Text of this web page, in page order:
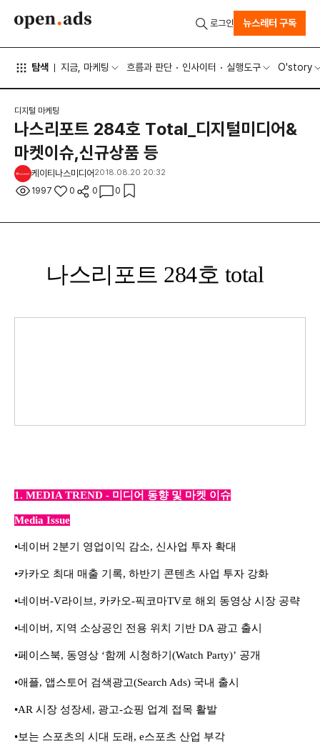
탐색 지금, 마케팅 흐름과 판단 인사이터 실행도구 O'story
로그인 뉴스레터 구독
디지털 마케팅
나스리포트 284호 Total_디지털미디어&
마켓이슈,신규상품 등
케이티나스미디어 2018.08.20 20:32
1997 0 0 0
나스리포트 284호 total
1. MEDIA TREND - 미디어 동향 및 마켓 이슈
Media Issue
•네이버 2분기 영업이익 감소, 신사업 투자 확대
•카카오 최대 매출 기록, 하반기 콘텐츠 사업 투자 강화
•네이버-V라이브, 카카오-픽코마TV로 해외 동영상 시장 공략
•네이버, 지역 소상공인 전용 위치 기반 DA 광고 출시
•페이스북, 동영상 ‘함께 시청하기(Watch Party)’ 공개
•애플, 앱스토어 검색광고(Search Ads) 국내 출시
•AR 시장 성장세, 광고-쇼핑 업계 접목 활발
•보는 스포츠의 시대 도래, e스포츠 산업 부각